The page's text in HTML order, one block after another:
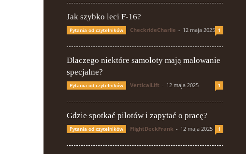
Jak szybko leci F-16?
Pytania od czytelników CheckrideCharlie - 12 maja 2025 1
Dlaczego niektóre samoloty mają malowanie
specjalne?
Pytania od czytelników VerticalLift - 12 maja 2025 1
Gdzie spotkać pilotów i zapytać o pracę?
Pytania od czytelników FlightDeckFrank - 12 maja 2025 1